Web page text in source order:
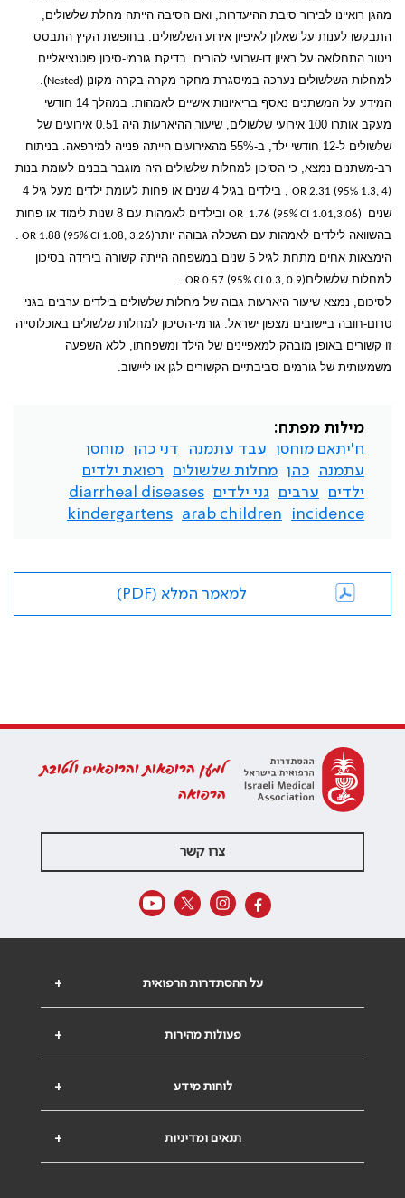
מהגן רואיינו לבירור סיבת ההיעדרות, ואם הסיבה הייתה מחלת שלשולים,
התבקשו לענות על שאלון לאיפיון אירוע השלשולים. בחופשת הקיץ התבסס
ניטור התחלואה על ראיון דו-שבועי להורים. בדיקת גורמי-סיכון פוטנציאליים
למחלות השלשולים נערכה במיסגרת מחקר מקרה-בקרה מקונן (Nested
).
המידע על המשתנים נאסף בריאיונות אישיים לאמהות. במהלך 14 חודשי
מעקב אותרו 100 אירועי שלשולים, שיעור ההיארעות היה 0.51 אירועים של
שלשולים ל-12 חודשי ילד, ב-55% מהאירועים הייתה פנייה למירפאה. בניתוח
רב-משתנים נמצא, כי הסיכון למחלות שלשולים היה מוגבר בבנים לעומת בנות
OR 2.31 (95% 1.3, 4)
, בילדים בגיל 4 שנים או פחות לעומת ילדים מעל גיל 4
שנים
OR 1.76 (95% CI 1.01,3.06)
ובילדים לאמהות עם 8 שנות לימוד או פחות
בהשוואה לילדים לאמהות עם השכלה גבוהה יותרOR 1.88 (95% CI 1.08, 3.26)
הימצאות אחים מתחת לגיל 5 שנים במשפחה הייתה קשורה בירידה בסיכון
למחלות שלשוליםOR 0.57 (95% CI 0.3, 0.9)
לסיכום, נמצא שיעור היארעות גבוה של מחלות שלשולים בילדים ערבים בגני
טרום-חובה ביישובים מצפון ישראל. גורמי-הסיכון למחלות שלשולים באוכלוסייה
זו קשורים באופן מובהק למאפיינים של הילד ומשפחתו, ללא השפעה
משמעותית של גורמים סביבתיים הקשורים לגן או ליישוב.
מילות מפתח:
ח'יתאם מוחסן
עבד עתמנה דני כהן מוחסן
עתמנה
כהן מחלות שלשולים
רפואת ילדים
ילדים
ערבים גני ילדים
diarrheal diseases
incidence
arab children
kindergartens
למאמר המלא (PDF)
למען הרופאות והרופאים ולטובת
הרפואה
צרו קשר
+ על ההסתדרות הרפואית
+ פעולות מהירות
+ לוחות מידע
+ תנאים ומדיניות